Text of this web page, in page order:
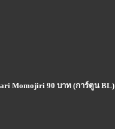
Momojiri 90 บาท (การ์ตูน BL)